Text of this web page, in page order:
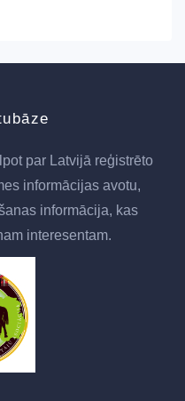
par Latvijā reģistrēto
informācijas avotu,
informācija, kas
interesentam.